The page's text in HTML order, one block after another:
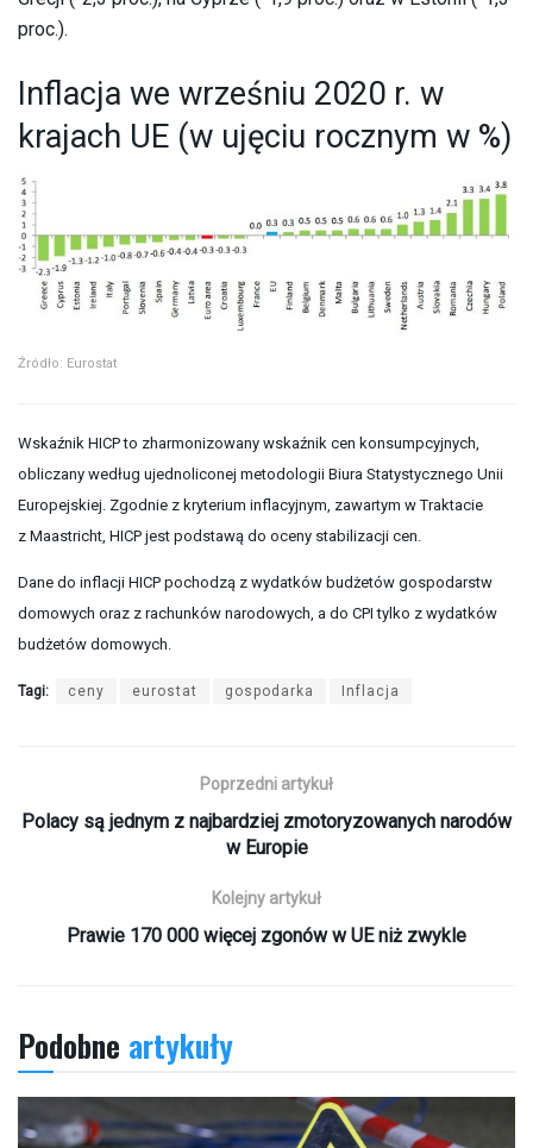
proc.).
Inflacja we wrześniu 2020 r. w
krajach UE (w ujęciu rocznym w %)
Źródło: Eurostat
Wskaźnik HICP to zharmonizowany wskaźnik cen konsumpcyjnych,
obliczany według ujednoliconej metodologii Biura Statystycznego Unii
Europejskiej. Zgodnie z kryterium inflacyjnym, zawartym w Traktacie
z Maastricht, HICP jest podstawą do oceny stabilizacji cen.
Dane do inflacji HICP pochodzą z wydatków budżetów gospodarstw
domowych oraz z rachunków narodowych, a do CPI tylko z wydatków
budżetów domowych.
Tagi: ceny eurostat gospodarka Inflacja
Poprzedni artykuł
Polacy są jednym z najbardziej zmotoryzowanych narodów
w Europie
Kolejny artykuł
Prawie 170 000 więcej zgonów w UE niż zwykle
Podobne artykuły